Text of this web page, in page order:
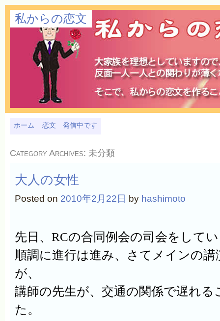
私からの恋文
ホーム 恋文 発信中です
Category Archives: 未分類
大人の女性
Posted on 2010年2月22日 by hashimoto
先日、 RCの合同例会の司会をして
順調に進行は進み、さてメインの
が、
講師の先生が、交通の関係で遅れる
た。